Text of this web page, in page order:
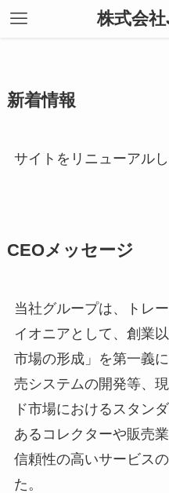
株式会
新着情報
サイトをリニューアルし
CEOメッセージ
当社グループは、トレ
イオニアとして、創業
市場の形成」を第一義
売システムの開発等、
ド市場におけるスタン
あるコレクターや販売
信頼性の高いサービス
た。